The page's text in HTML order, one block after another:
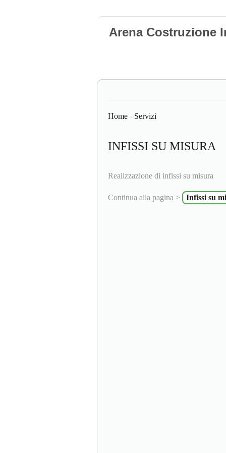
Arena Costruzione
Home - Servizi
INFISSI SU MISURA
Realizzazione di infissi su misura
Continua alla pagina > Infissi su